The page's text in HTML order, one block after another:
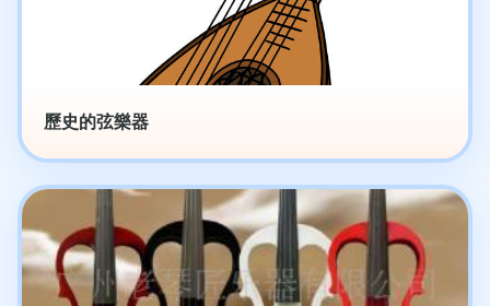
歷史的弦樂器